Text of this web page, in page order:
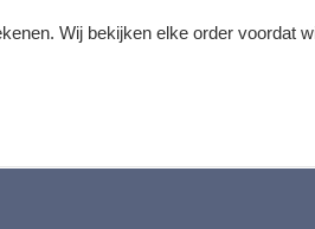
Wij bekijken elke order voordat